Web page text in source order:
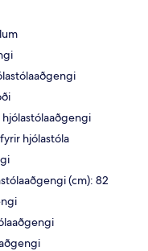
hjólastóla
(cm): 82